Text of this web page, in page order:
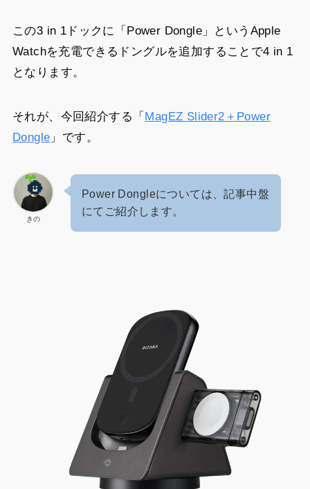
この3 in 1ドックに「Power Dongle」というApple
Watchを充電できるドングルを追加することで4 in 1
となります。
それが、今回紹介する「 MagEZ Slider2＋Power
Dongle 」です。
きの
Power Dongleについては、記事中盤
にてご紹介します。